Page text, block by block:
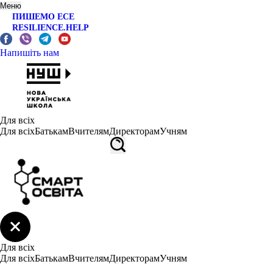
Меню
ПИШЕМО ЕСЕ
RESILIENCE.HELP
Напишіть нам
Для всіх
Для всіхБатькамВчителямДиректорамУчням
Для всіх
Для всіхБатькамВчителямДиректорамУчням